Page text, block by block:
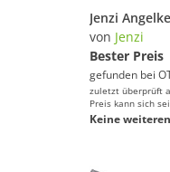
von Jenzi
Bester Preis
gefunden bei
zuletzt überprüft
Preis kann sich
Keine